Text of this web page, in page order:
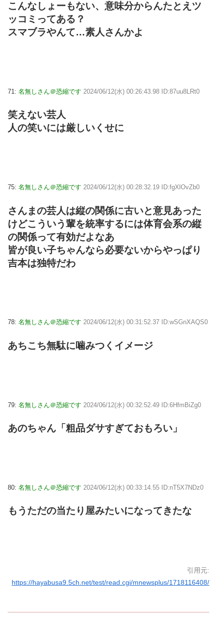
こんなしょーもない、意味分からんたとえツ
ッコミってある？
スマブラやんて…素人さんかよ
71: 名無しさん＠恐縮です 2024/06/12(水) 00:26:43.98 ID:87uu8LRt0
笑えない芸人
人の笑いには厳しいくせに
75: 名無しさん＠恐縮です 2024/06/12(水) 00:28:32.19 ID:fgXlOvZb0
さんまの芸人は縦の関係に古いと意見あった
けどこういう輩を統率するには体育会系の縦
の関係って有効だよなあ
皆が良い子ちゃんなら必要ないからやっぱり
吉本は独特だわ
78: 名無しさん＠恐縮です 2024/06/12(水) 00:31:52.37 ID:wSGnXAQS0
あちこち無駄に噛みつくイメージ
79: 名無しさん＠恐縮です 2024/06/12(水) 00:32:52.49 ID:6HfmBiZg0
あのちゃん「粗品ダサすぎておもろい」
80: 名無しさん＠恐縮です 2024/06/12(水) 00:33:14.55 ID:nT5X7NDz0
もうただの当たり屋みたいになってきたな
引用元:
https://hayabusa9.5ch.net/test/read.cgi/mnewsplus/1718116408/